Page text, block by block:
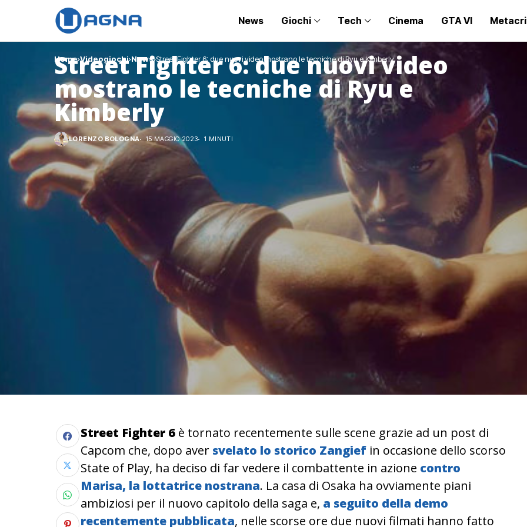
News Giochi Tech Cinema GTA VI
Home Videogiochi News Street Fighter 6: due nuovi video mostrano le tecniche di Ryu e Kimberly
Street Fighter 6: due nuovi video
mostrano le tecniche di Ryu e
Kimberly
LORENZO BOLOGNA 15 MAGGIO 2023 1 MINUTI
Street Fighter 6 è tornato recentemente sulle scene grazie ad un post di
Capcom che, dopo aver svelato lo storico Zangief in occasione dello scorso
State of Play, ha deciso di far vedere il combattente in azione contro
Marisa, la lottatrice nostrana. La casa di Osaka ha ovviamente piani
ambiziosi per il nuovo capitolo della saga e, a seguito della demo
recentemente pubblicata, nelle scorse ore due nuovi filmati hanno fatto